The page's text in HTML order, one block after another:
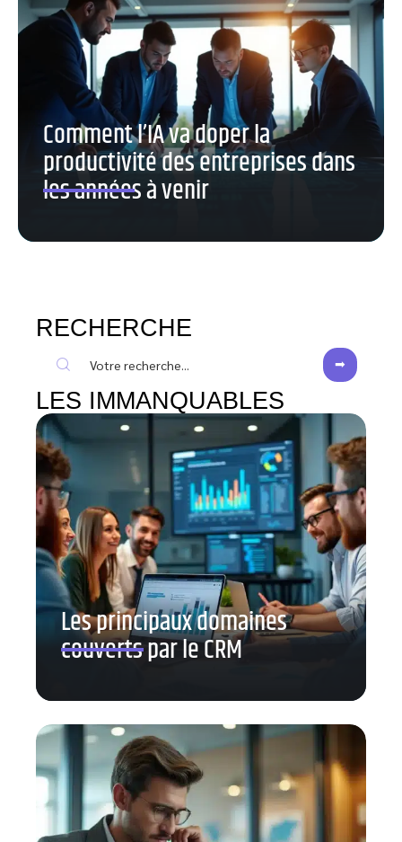
Comment l’IA va doper la
productivité des entreprises dans
les années à venir
RECHERCHE
LES IMMANQUABLES
Les principaux domaines
couverts par le CRM